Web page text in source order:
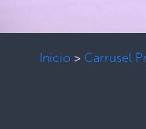
Inicio > Carrusel